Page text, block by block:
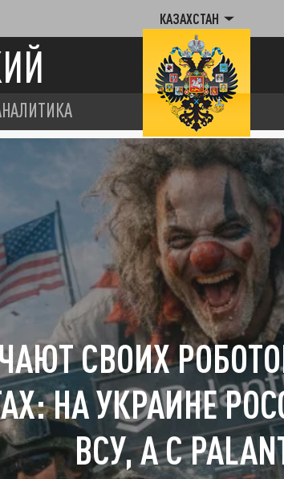
КАЗАХСТАН
СВОИХ
НА УКРАИНЕ
ВСУ, А С